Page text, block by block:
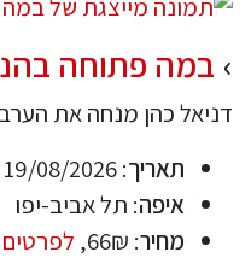
במה פתוחה
דניאל כהן מנחה את
תאריך: 19/08/2026
איפה: תל אביב-יפו
מחיר: 66₪,